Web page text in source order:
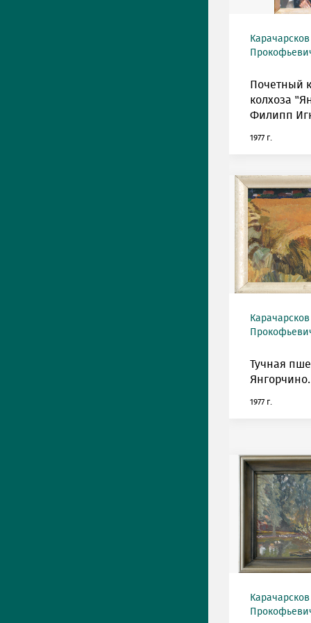
Почетный
колхоза
Филипп
1977 г.
Тучная
Янгорчино.
1977 г.